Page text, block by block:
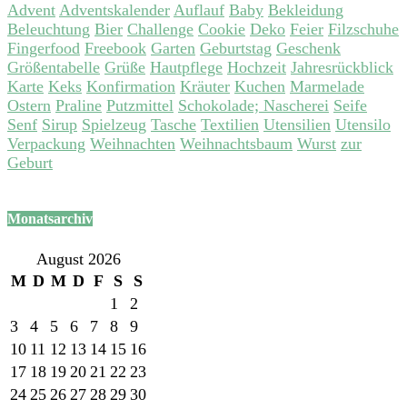
Advent Adventskalender Auflauf Baby Bekleidung
Beleuchtung Bier Challenge Cookie Deko Feier Filzschuhe
Fingerfood Freebook Garten Geburtstag Geschenk
Größentabelle Grüße Hautpflege Hochzeit Jahresrückblick
Karte Keks Konfirmation Kräuter Kuchen Marmelade
Ostern Praline Putzmittel Schokolade; Nascherei Seife
Senf Sirup Spielzeug Tasche Textilien Utensilien Utensilo
Verpackung Weihnachten Weihnachtsbaum Wurst zur
Geburt
Monatsarchiv
August 2026
M D M D F S
S
1
2
3
4 5 6 7 8
9
10 11 12 13 14 15 16
17 18 19 20 21 22 23
24 25 26 27 28 29 30